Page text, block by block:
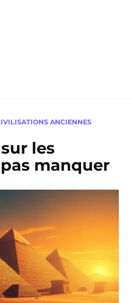
ANCIENNES
les
manquer